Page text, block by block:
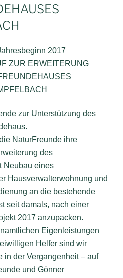
2017
ZUR ERWEITERUNG
zur Unterstützung des
NaturFreunde ihre
des
Neubau eines
Hausverwalterwohnung und
an die bestehende
seit damals, nach einer
2017 anzupacken.
Eigenleistungen
Helfer sind wir
in der Vergangenheit – auf
und Gönner